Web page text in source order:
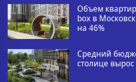
Объем
box в
на 46%
Средний
столице вырос